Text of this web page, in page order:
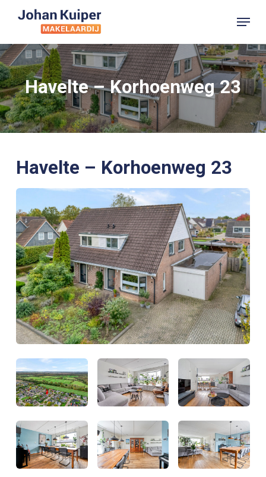
content
Menu
Havelte – Korhoenweg 23
Havelte – Korhoenweg 23